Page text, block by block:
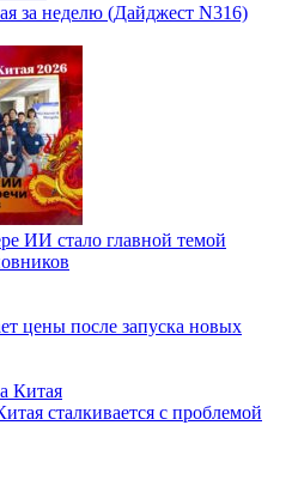
за неделю (Дайджест N316)
ИИ стало главной темой
цены после запуска новых
сталкивается с проблемой